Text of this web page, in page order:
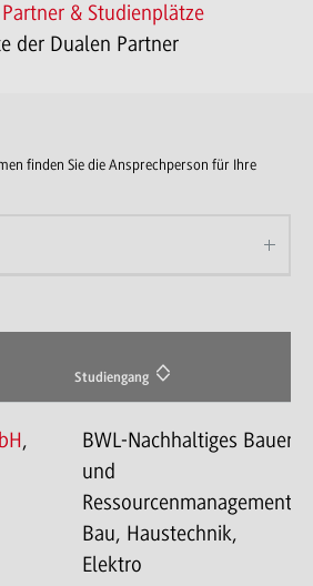
& Studienplätze
der Dualen Partner
finden Sie die Ansprechperson für Ihre
Studiengang
,
BWL-Nachhaltiges Bauen
und
Ressourcenmanagement-
Bau, Haustechnik,
Elektro